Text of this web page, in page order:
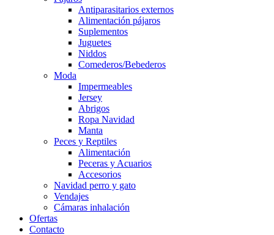
Antiparasitarios externos
Alimentación pájaros
Suplementos
Juguetes
Niddos
Comederos/Bebederos
Moda
Impermeables
Jersey
Abrigos
Ropa Navidad
Manta
Peces y Reptiles
Alimentación
Peceras y Acuarios
Accesorios
Navidad perro y gato
Vendajes
Cámaras inhalación
Ofertas
Contacto